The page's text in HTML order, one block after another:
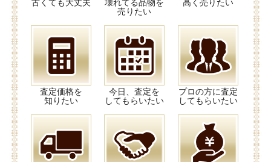
古くても大丈夫
壊れてる品物を
売りたい
高く売りたい
査定価格を
知りたい
今日、査定を
してもらいたい
プロの方に査定
してもらいたい